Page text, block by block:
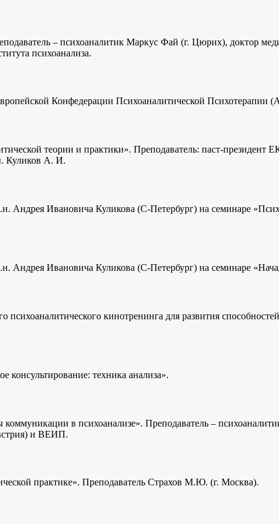
– психоаналитик Маркус Фай (г. Цюрих), доктор
психоанализа.
Конфедерации Психоаналитической Психотерапии
теории и практики». Преподаватель: паст-президент
Куликов А. И.
Ивановича Куликова (С-Петербург) на семинаре
Ивановича Куликова (С-Петербург) на семинаре
психоаналитического кинотренинга для развития
консультирование: техника анализа».
в психоанализе». Преподаватель –
и ВЕИП.
практике». Преподаватель Страхов М.Ю. (г. Москва).